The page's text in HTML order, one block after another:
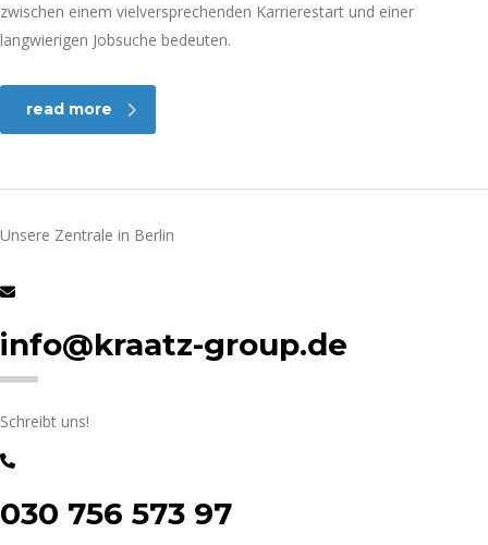
zwischen einem vielversprechenden Karrierestart und einer
langwierigen Jobsuche bedeuten.
read more
Unsere Zentrale in Berlin
info@kraatz-group.de
Schreibt uns!
030 756 573 97